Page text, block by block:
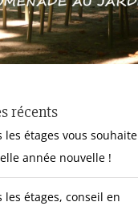
récents
les étages vous souhaite
année nouvelle !
les étages, conseil en